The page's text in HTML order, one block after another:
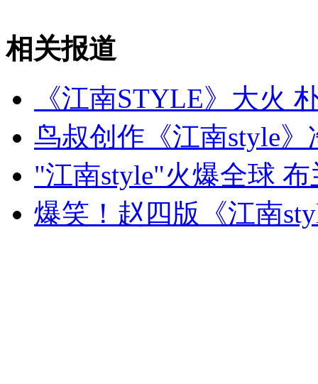
无痛分娩是否安全 医生回应
外交部：反对强权政治霸凌主义
外交部：有关国家言论片面不公正
相关报道
《江南STYLE》大火
鸟叔创作《江南style
"江南style"火爆全球
爆笑！赵四版《江南